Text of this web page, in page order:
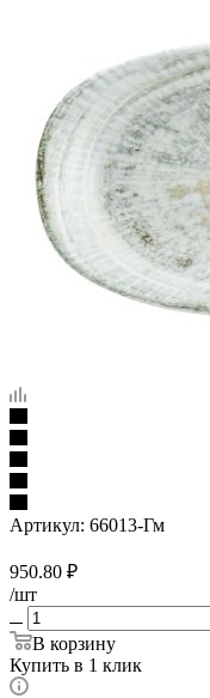
Артикул: 66013-Гм
950.80 ₽
/шт
В корзину
Купить в 1 клик